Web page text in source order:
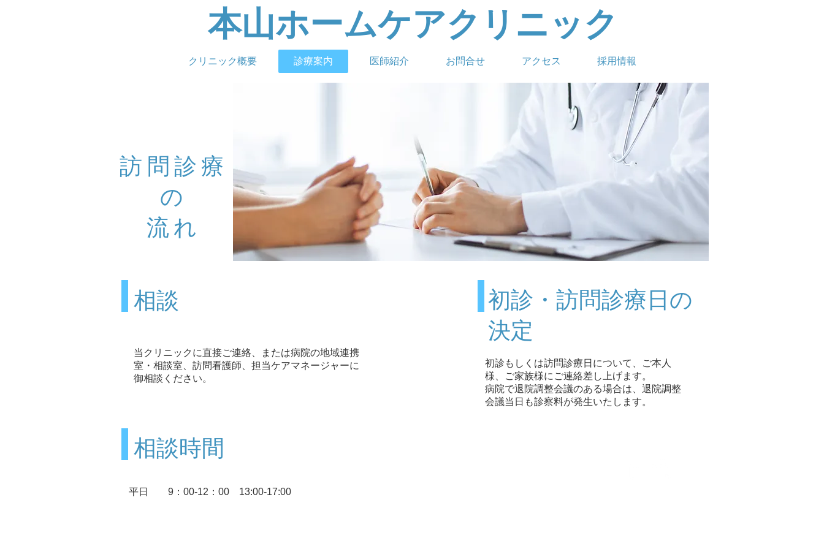
本山ホームケアクリニック
クリニック概要 診療案内 医師紹介 お問合せ アクセス 採用情報
訪問診療
の
流れ
相談
当クリニックに直接ご連絡、または病院の地域連携
室・相談室、訪問看護師、担当ケアマネージャーに
御相談ください。
相談時間
​平日 9：00-12：00 13:00-17:00
初診・訪問診療日の
決定
初診もしくは訪問診療日について、ご本人
様、ご家族様にご連絡差し上げます。
病院で退院調整会議のある場合は、退院調整
会議当日も診察料が発生いたします。